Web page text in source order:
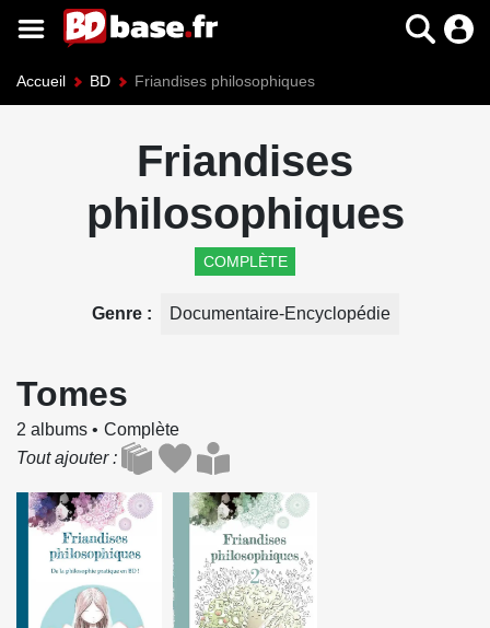
Accueil BD Friandises philosophiques
Friandises
philosophiques
COMPLÈTE
Genre Documentaire-Encyclopédie
Tomes
2 albums
Complète
Tout ajouter